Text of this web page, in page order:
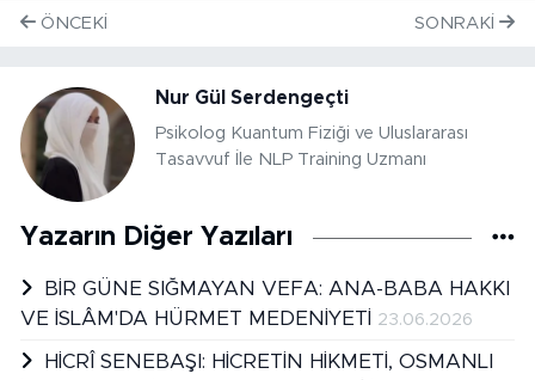
ÖNCEKI SONRAKI
Nur Gül Serdengeçti
Psikolog Kuantum Fiziği ve Uluslararası
Tasavvuf İle NLP Training Uzmanı
Yazarın Diğer Yazıları
BİR GÜNE SIĞMAYAN VEFA: ANA-BABA HAKKI
VE İSLÂM'DA HÜRMET MEDENİYETİ
23.06.2026
HİCRÎ SENEBAŞI: HİCRETİN HİKMETİ, OSMANLI